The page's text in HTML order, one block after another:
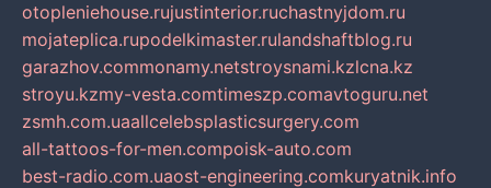
otopleniehouse.rujustinterior.ruchastnyjdom.ru
mojateplica.rupodelkimaster.rulandshaftblog.ru
garazhov.commonamy.netstroysnami.kzlcna.kz
stroyu.kzmy-vesta.comtimeszp.comavtoguru.net
zsmh.com.uaallcelebsplasticsurgery.com
all-tattoos-for-men.compoisk-auto.com
best-radio.com.uaost-engineering.comkuryatnik.info